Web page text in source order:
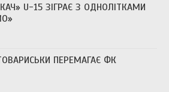
U-15 ЗІГРАЄ З ОДНОЛІТКАМИ
ПЕРЕМАГАЄ ФК